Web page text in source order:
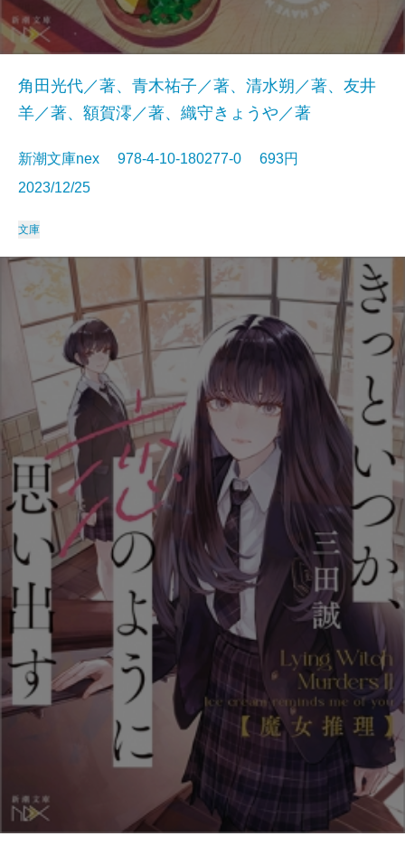
角田光代／著、青木祐子／著、清水朔／著、友井
羊／著、額賀澪／著、織守きょうや／著
新潮文庫nex 978-4-10-180277-0 693円
2023/12/25
文庫